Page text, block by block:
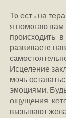
То есть на
я помогаю вам
происходить
развиваете
Исцеление
мочь
эмоциями.
ощущения,
вызывают